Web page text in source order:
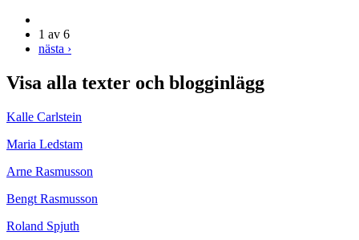
1 av 6
nästa ›
Visa alla texter och blogginlägg
Kalle Carlstein
Maria Ledstam
Arne Rasmusson
Bengt Rasmusson
Roland Spjuth